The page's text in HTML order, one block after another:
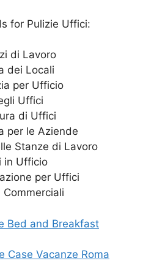
for Pulizie Uffici:
di Lavoro
dei Locali
per Ufficio
Uffici
di Uffici
per le Aziende
Stanze di Lavoro
in Ufficio
per Uffici
Bed and Breakfast
Case Vacanze Roma